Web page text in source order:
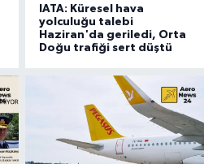
IATA: Küresel hava
yolculuğu talebi
Haziran'da geriledi, Orta
Doğu trafiği sert düştü